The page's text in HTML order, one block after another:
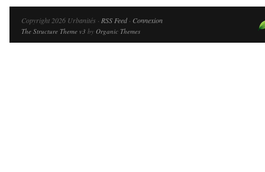
Copyright 2026 Urbanités · RSS Feed· Connexion
The Structure Theme v3 by Organic Themes